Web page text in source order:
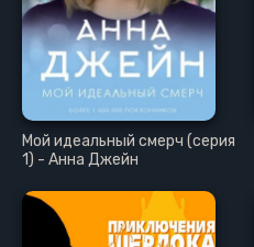
Мой идеальный смерч (серия
1) - Анна Джейн